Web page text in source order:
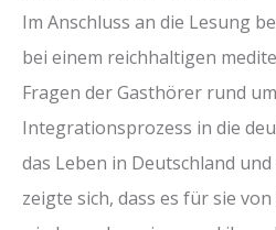
Im Anschluss an die Lesung
bei einem reichhaltigen
Fragen der Gasthörer rund
Integrationsprozess in die
das Leben in Deutschland
zeigte sich, dass es für sie